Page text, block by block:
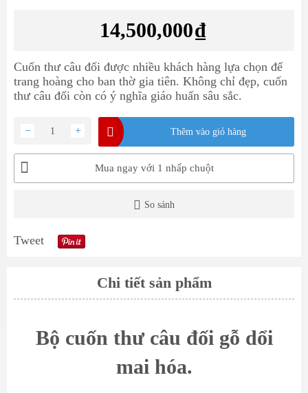
14,500,000₫
Cuốn thư câu đối được nhiều khách hàng lựa chọn để
trang hoàng cho ban thờ gia tiên. Không chỉ đẹp, cuốn
thư câu đối còn có ý nghĩa giáo huấn sâu sắc.
+
− Thêm vào giỏ hàng
Mua ngay với 1 nhấp chuột
So sánh
Tweet
Chi tiết sản phẩm
Bộ cuốn thư câu đối gỗ dổi
mai hóa.